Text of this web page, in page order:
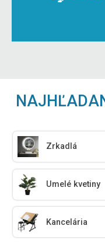
Zrkadlá
Umelé kvetiny
Kancelária